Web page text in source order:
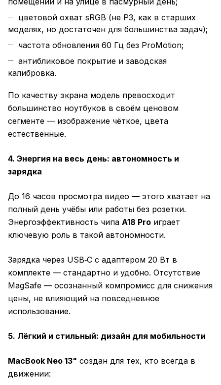
цветовой охват sRGB (не P3, как в старших
моделях, но достаточен для большинства задач);
частота обновления 60 Гц без ProMotion;
антибликовое покрытие и заводская
калибровка.
По качеству экрана модель превосходит
большинство ноутбуков в своём ценовом
сегменте — изображение чёткое, цвета
естественные.
4. Энергия на весь день: автономность и
зарядка
До 16 часов просмотра видео — этого хватает на
полный день учёбы или работы без розетки.
Энергоэффективность чипа A18 Pro играет
ключевую роль в такой автономности.
Зарядка через USB‑C с адаптером 20 Вт в
комплекте — стандартно и удобно. Отсутствие
MagSafe — осознанный компромисс для снижения
цены, не влияющий на повседневное
использование.
5. Лёгкий и стильный: дизайн для мобильности
MacBook Neo 13" создан для тех, кто всегда в
движении: